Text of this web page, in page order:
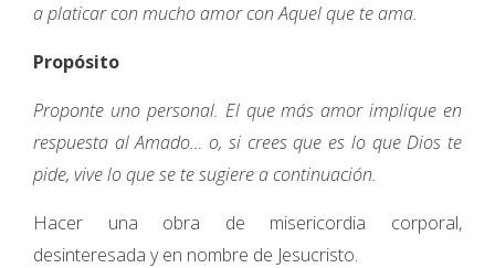
a platicar con mucho amor con Aquel que te ama.
Propósito
Proponte uno personal. El que más amor implique en
respuesta al Amado… o, si crees que es lo que Dios te
pide, vive lo que se te sugiere a continuación.
Hacer una obra de misericordia corporal,
desinteresada y en nombre de Jesucristo.